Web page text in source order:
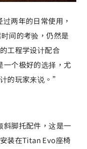
两年的日常使用，
间的考验，仍然是
工程学设计配合
个极好的选择，尤
的玩家来说。”
脚托配件，这是一
装在Titan Evo座椅